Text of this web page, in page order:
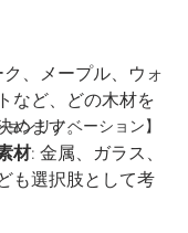
ンリノベーション】
ク、メープル、ウォ
など、どの木材を
めます。
材: 金属、ガラス、
も選択肢として考